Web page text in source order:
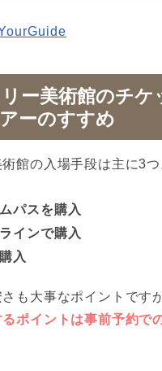
ー美術館のチケ
ーのすすめ
館の入場手段は主に3つ
パスを購入
インで購入
入
も大事なポイントですが
ポイントは事前予約で